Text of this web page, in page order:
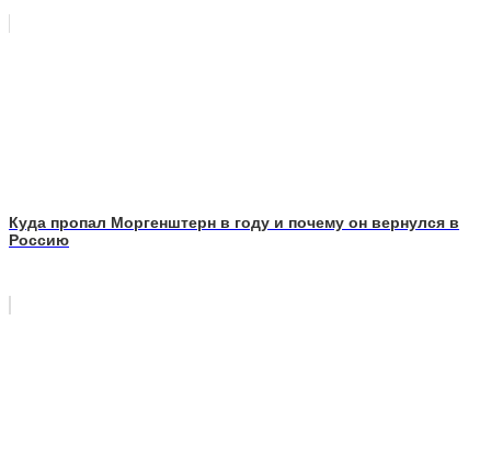
Куда пропал Моргенштерн в году и почему он вернулся в
Россию